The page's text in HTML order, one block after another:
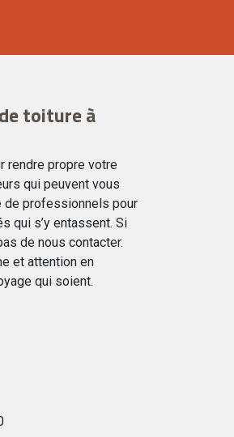
toiture à
rendre propre votre
qui peuvent vous
de professionnels pour
qui s’y entassent. Si
de nous contacter.
et attention en
qui soient.